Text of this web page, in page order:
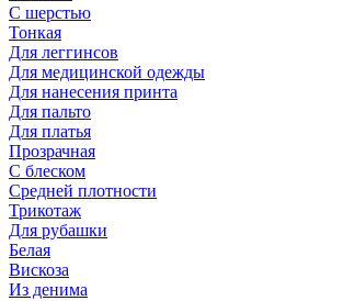
С шерстью
Тонкая
Для леггинсов
Для медицинской одежды
Для нанесения принта
Для пальто
Для платья
Прозрачная
С блеском
Средней плотности
Трикотаж
Для рубашки
Белая
Вискоза
Из денима